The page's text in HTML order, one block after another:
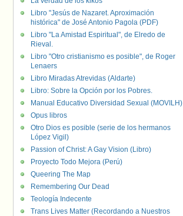
Libro "Jesús de Nazaret. Aproximación
histórica" de José Antonio Pagola (PDF)
Libro "La Amistad Espiritual", de Elredo de
Rieval.
Libro "Otro cristianismo es posible", de Roger
Lenaers
Libro Miradas Atrevidas (Aldarte)
Libro: Sobre la Opción por los Pobres.
Manual Educativo Diversidad Sexual (MOVILH)
Opus libros
Otro Dios es posible (serie de los hermanos
López Vigil)
Passion of Christ: A Gay Vision (Libro)
Proyecto Todo Mejora (Perú)
Queering The Map
Remembering Our Dead
Teología Indecente
Trans Lives Matter (Recordando a Nuestros